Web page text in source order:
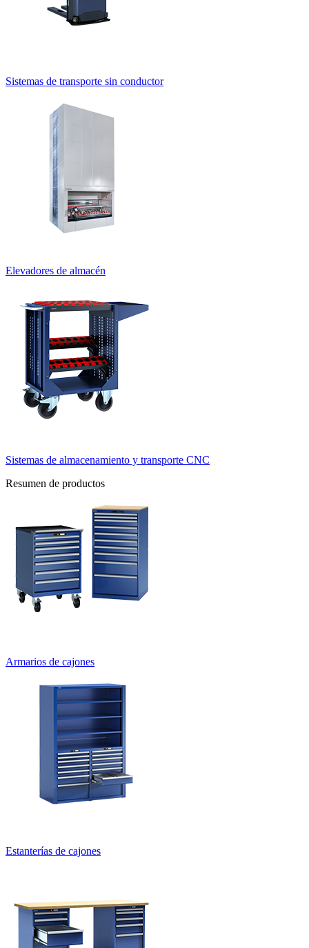
Sistemas de transporte sin conductor
Elevadores de almacén
Sistemas de almacenamiento y transporte CNC
Resumen de productos
Armarios de cajones
Estanterías de cajones